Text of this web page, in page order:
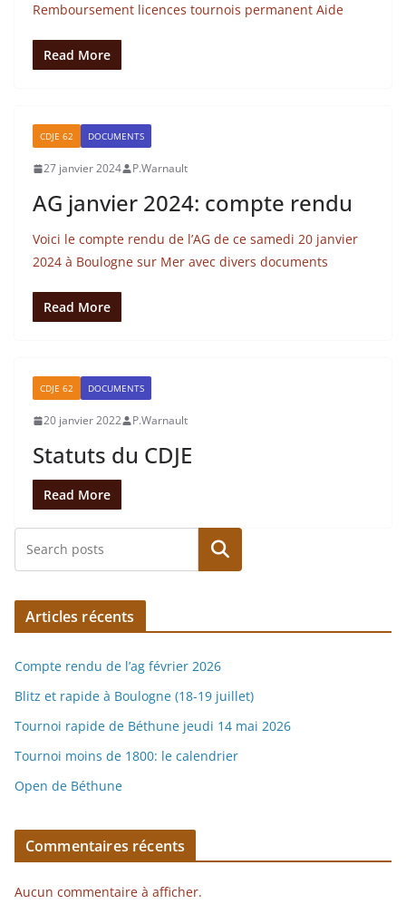
Remboursement licences tournois permanent Aide
Read More
CDJE 62 DOCUMENTS
27 janvier 2024 P.Warnault
AG janvier 2024: compte rendu
Voici le compte rendu de l’AG de ce samedi 20 janvier
2024 à Boulogne sur Mer avec divers documents
Read More
CDJE 62 DOCUMENTS
20 janvier 2022 P.Warnault
Statuts du CDJE
Read More
Rechercher
Articles récents
Compte rendu de l’ag février 2026
Blitz et rapide à Boulogne (18-19 juillet)
Tournoi rapide de Béthune jeudi 14 mai 2026
Tournoi moins de 1800: le calendrier
Open de Béthune
Commentaires récents
Aucun commentaire à afficher.